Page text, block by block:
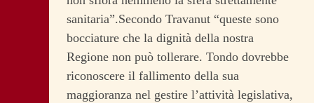
sanitaria”.Secondo Travanut “queste sono
bocciature che la dignità della nostra
Regione non può tollerare. Tondo dovrebbe
riconoscere il fallimento della sua
maggioranza nel gestire l’attività legislativa,